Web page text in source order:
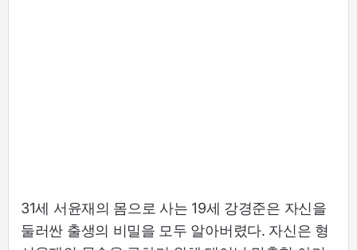
31세 서윤재의 몸으로 사는 19세 강경준은 자신을
둘러싼 출생의 비밀을 모두 알아버렸다. 자신은 형